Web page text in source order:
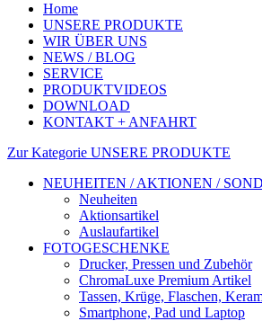
Home
UNSERE PRODUKTE
WIR ÜBER UNS
NEWS / BLOG
SERVICE
PRODUKTVIDEOS
DOWNLOAD
KONTAKT + ANFAHRT
Zur Kategorie UNSERE PRODUKTE
NEUHEITEN / AKTIONEN /
Neuheiten
Aktionsartikel
Auslaufartikel
FOTOGESCHENKE
Drucker, Pressen und Zubehör
ChromaLuxe Premium Artikel
Tassen, Krüge, Flaschen,
Smartphone, Pad und Laptop